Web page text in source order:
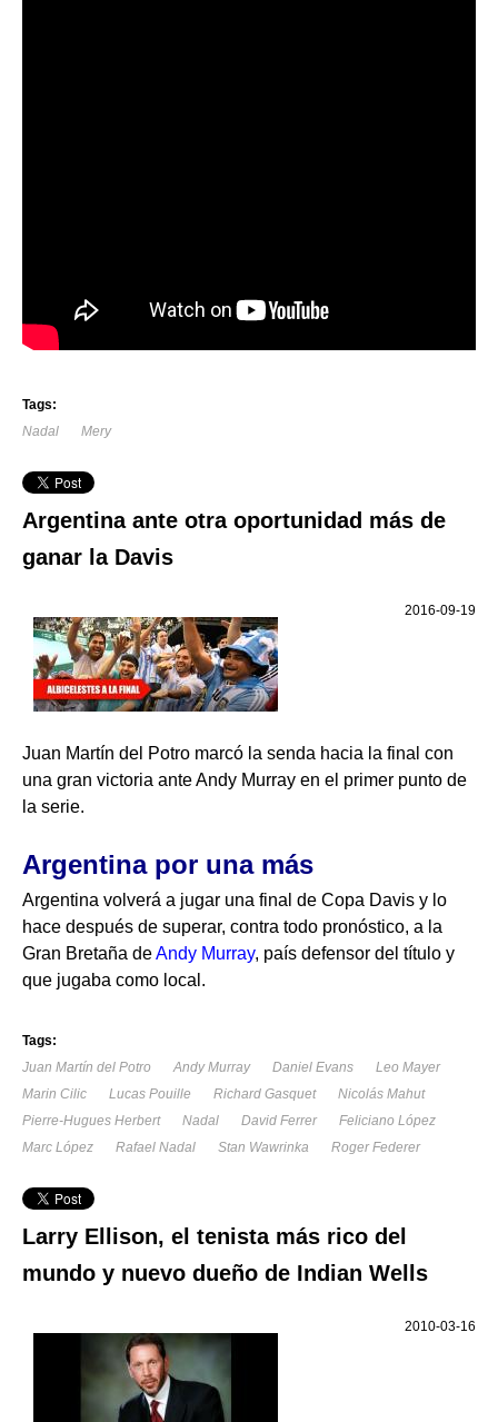
Tags:
Nadal
Mery
Argentina ante otra oportunidad más de
ganar la Davis
2016-09-19
Juan Martín del Potro marcó la senda hacia la final con
una gran victoria ante Andy Murray en el primer punto de
la serie.
Argentina por una más
Argentina volverá a jugar una final de Copa Davis y lo
hace después de superar, contra todo pronóstico, a la
Gran Bretaña deAndy Murray, país defensor del título y
que jugaba como local.
Tags:
Juan Martín del Potro
Andy Murray Daniel Evans
Leo Mayer
Marin Cilic
Lucas Pouille Richard Gasquet
Nicolás Mahut
Pierre-Hugues Herbert
Nadal David Ferrer
Feliciano López
Marc López
Rafael Nadal Stan Wawrinka Roger Federer
Larry Ellison, el tenista más rico del
mundo y nuevo dueño de Indian Wells
2010-03-16